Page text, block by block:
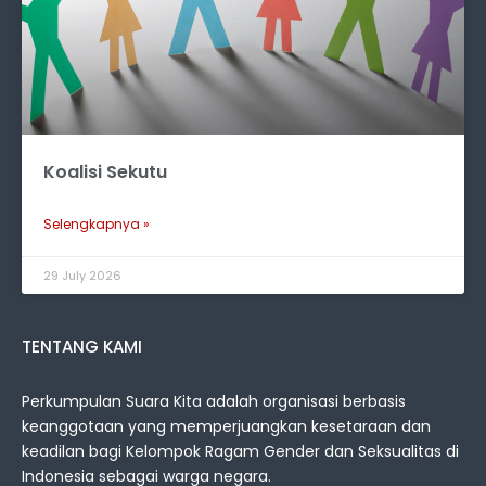
Koalisi Sekutu
Selengkapnya »
29 July 2026
TENTANG KAMI
Perkumpulan Suara Kita adalah organisasi berbasis
keanggotaan yang memperjuangkan kesetaraan dan
keadilan bagi Kelompok Ragam Gender dan Seksualitas di
Indonesia sebagai warga negara.